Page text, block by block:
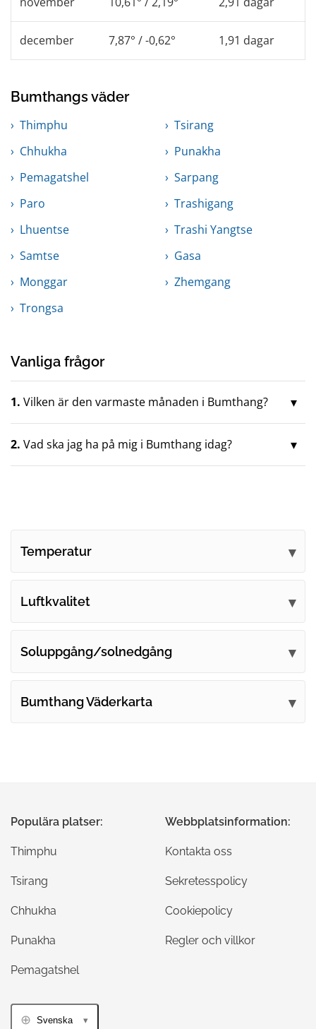
december 7,87° / -0,62° 1,91 dagar
Bumthangs väder
Thimphu
Tsirang
Chhukha
Punakha
Pemagatshel
Sarpang
Paro
Trashigang
Lhuentse
Trashi Yangtse
Samtse
Gasa
Monggar
Zhemgang
Trongsa
Vanliga frågor
1. Vilken är den varmaste månaden i Bumthang?
2. Vad ska jag ha på mig i Bumthang idag?
Temperatur
Luftkvalitet
Soluppgång/solnedgång
Bumthang Väderkarta
Populära platser:
Thimphu
Tsirang
Chhukha
Punakha
Pemagatshel
Webbplatsinformation:
Kontakta oss
Sekretesspolicy
Cookiepolicy
Regler och villkor
Svenska